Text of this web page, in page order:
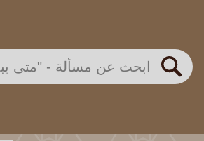
بحث
اللجنة الدائمة